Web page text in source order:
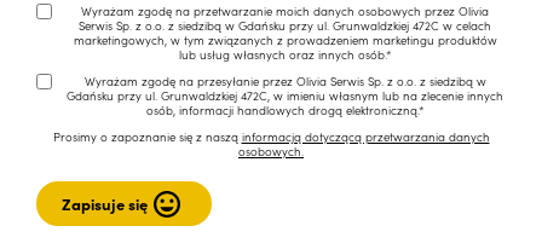
Wyrażam zgodę na przetwarzanie moich danych osobowych przez Olivia
Serwis Sp. z o.o. z siedzibą w Gdańsku przy ul. Grunwaldzkiej 472C w celach
marketingowych, w tym związanych z prowadzeniem marketingu produktów
lub usług własnych oraz innych osób.*
Wyrażam zgodę na przesyłanie przez Olivia Serwis Sp. z o.o. z siedzibą w
Gdańsku przy ul. Grunwaldzkiej 472C, w imieniu własnym lub na zlecenie innych
osób, informacji handlowych drogą elektroniczną.*
Prosimy o zapoznanie się z naszą informacją dotyczącą przetwarzania danych
osobowych.